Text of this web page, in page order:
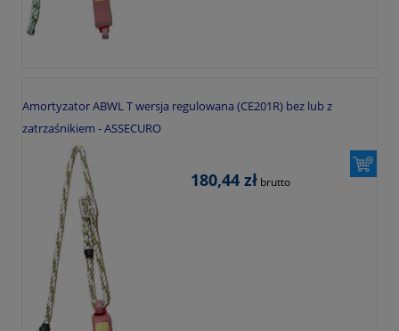
Amortyzator ABWL T wersja regulowana (CE201R) bez lub z
zatrzaśnikiem - ASSECURO
180,44 zł brutto